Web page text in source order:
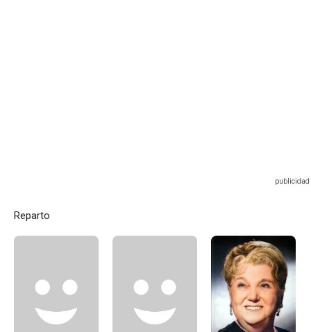
Reparto